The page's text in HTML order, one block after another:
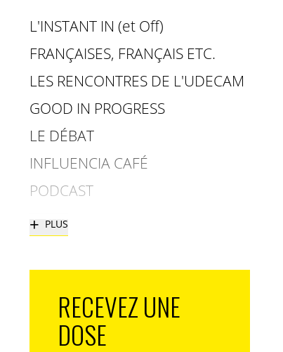
L'INSTANT IN (et Off)
FRANÇAISES, FRANÇAIS ETC.
LES RENCONTRES DE L'UDECAM
GOOD IN PROGRESS
LE DÉBAT
INFLUENCIA CAFÉ
PODCAST
+ PLUS
RECEVEZ UNE
DOSE